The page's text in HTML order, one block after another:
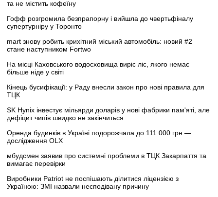
та не містить кофеїну
Гофф розгромила безпрапорну і вийшла до чвертьфіналу
супертурніру у Торонто
mart знову робить крихітний міський автомобіль: новий #2
стане наступником Fortwo
На місці Каховського водосховища виріс ліс, якого немає
більше ніде у світі
Кінець бусифікації: у Раду внесли закон про нові правила для
ТЦК
SK Hynix інвестує мільярди доларів у нові фабрики пам'яті, але
дефіцит чипів швидко не закінчиться
Оренда будинків в Україні подорожчала до 111 000 грн —
дослідження OLX
мбудсмен заявив про системні проблеми в ТЦК Закарпаття та
вимагає перевірки
Виробники Patriot не поспішають ділитися ліцензією з
Україною: ЗМІ назвали несподівану причину